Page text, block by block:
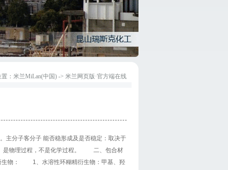
： 米兰MiLan(中国)-> 米兰网页版·官方端在线
主分子客分子 能否稳形成及是否稳定：取决于
是物理过程，不是化学过程。 二、包合材
生物： 1、水溶性环糊精衍生物：甲基、羟